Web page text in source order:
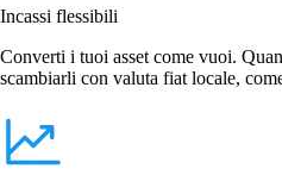
Incassi flessibili
Converti i tuoi asset come vuoi.
scambiarli con valuta fiat locale,